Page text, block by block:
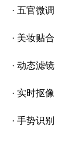
· 五官微调
· 美妆贴合
· 动态滤镜
· 实时抠像
· 手势识别